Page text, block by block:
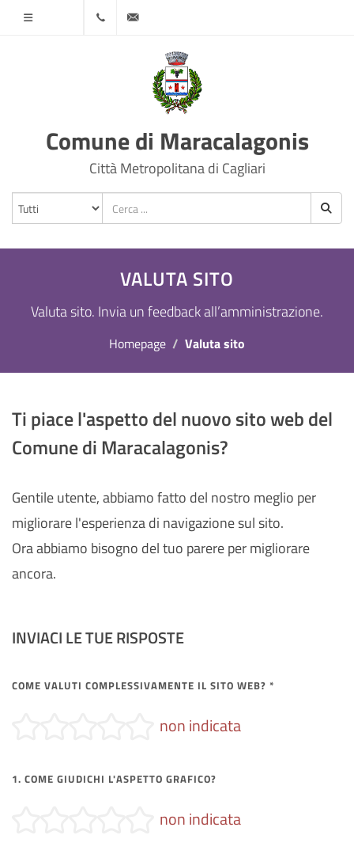
protocollo@comune.maracalagonis.ca.it
Comune di Maracalagonis
Città Metropolitana di Cagliari
VALUTA SITO
Valuta sito. Invia un feedback all’amministrazione.
Homepage Valuta sito
Ti piace l'aspetto del nuovo sito web del
Comune di Maracalagonis?
Gentile utente, abbiamo fatto del nostro meglio per
migliorare l'esperienza di navigazione sul sito.
Ora abbiamo bisogno del tuo parere per migliorare
ancora.
INVIACI LE TUE RISPOSTE
COME VALUTI COMPLESSIVAMENTE IL SITO WEB? *
non indicata
1. COME GIUDICHI L'ASPETTO GRAFICO?
non indicata